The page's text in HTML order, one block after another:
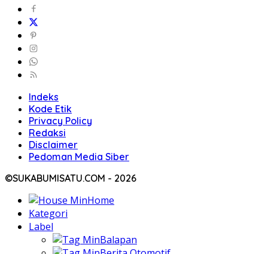
Indeks
Kode Etik
Privacy Policy
Redaksi
Disclaimer
Pedoman Media Siber
©SUKABUMISATU.COM - 2026
Home
Kategori
Label
Balapan